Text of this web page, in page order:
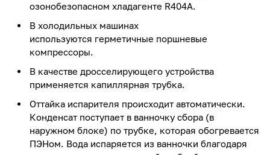
озонобезопасном хладагенте R404А.
В холодильных машинах
используются герметичные поршневые
компрессоры.
В качестве дросселирующего устройства
применяется капиллярная трубка.
Оттайка испарителя происходит автоматически.
Конденсат поступает в ванночку сбора (в
наружном блоке) по трубке, которая обогревается
ПЭНом. Вода испаряется из ванночки благодаря